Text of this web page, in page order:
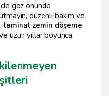
göz önünde
düzenli bakım ve
laminat zemin döşeme
uzun yıllar boyunca